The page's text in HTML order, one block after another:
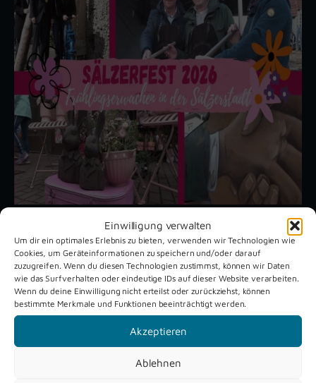
Einwilligung verwalten
Um dir ein optimales Erlebnis zu bieten, verwenden wir Technologien wie
Cookies, um Geräteinformationen zu speichern und/oder darauf
zuzugreifen. Wenn du diesen Technologien zustimmst, können wir Daten
wie das Surfverhalten oder eindeutige IDs auf dieser Website verarbeiten.
Wenn du deine Einwilligung nicht erteilst oder zurückziehst, können
bestimmte Merkmale und Funktionen beeinträchtigt werden.
Akzeptieren
Ablehnen
Unsere aktuellen Reportagen
Schützenfest
Verne 2026
Dreckburg